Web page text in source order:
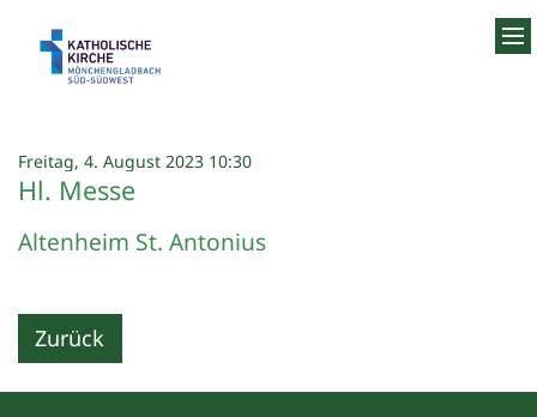
Freitag, 4. August 2023 10:30:
Hl. Messe
Altenheim St. Antonius
Zurück